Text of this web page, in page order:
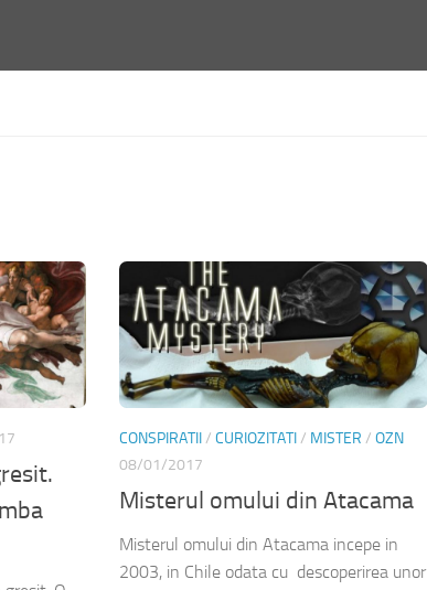
CONSPIRATII/ CURIOZITATI/ MISTER / OZN
08/01/2017
Misterul omului din Atacama
Misterul omului din Atacama incepe in
2003, in Chile odata cu descoperirea unor